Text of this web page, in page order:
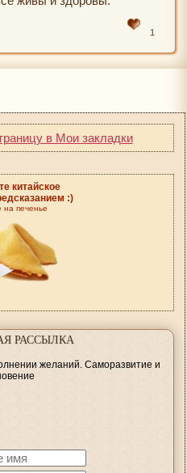
1
в Мои закладки
китайское
:)
на печенье
РАССЫЛКА
желаний. Саморазвитие и